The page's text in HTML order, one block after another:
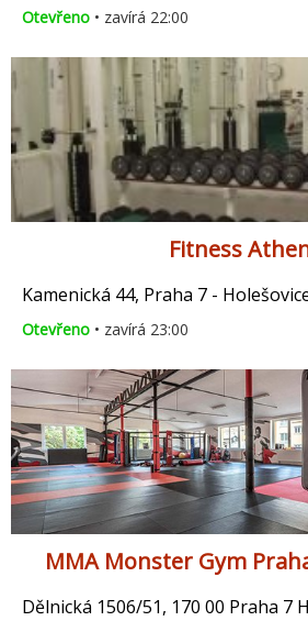
Otevřeno • zavírá 22:00
Fitness
Kamenická 44, Praha 7 -
Otevřeno • zavírá 23:00
MMA Monster Gym
Dělnická 1506/51, 170 00 Praha 7